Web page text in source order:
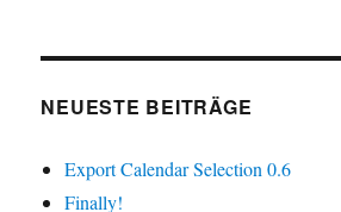
NEUESTE BEITRÄGE
Export Calendar Selection 0.6
Finally!